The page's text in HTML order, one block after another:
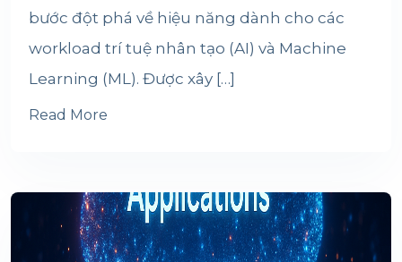
bước đột phá về hiệu năng dành cho các
workload trí tuệ nhân tạo (AI) và Machine
Learning (ML). Được xây […]
Read More